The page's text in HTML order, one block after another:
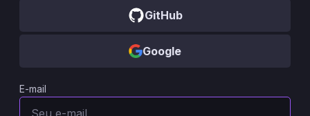
GitHub
Google
E-mail